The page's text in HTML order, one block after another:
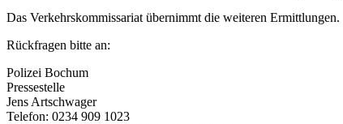
Das Verkehrskommissariat übernimmt die weiteren Ermittlungen.
Rückfragen bitte an:
Polizei Bochum
Pressestelle
Jens Artschwager
Telefon: 0234 909 1023